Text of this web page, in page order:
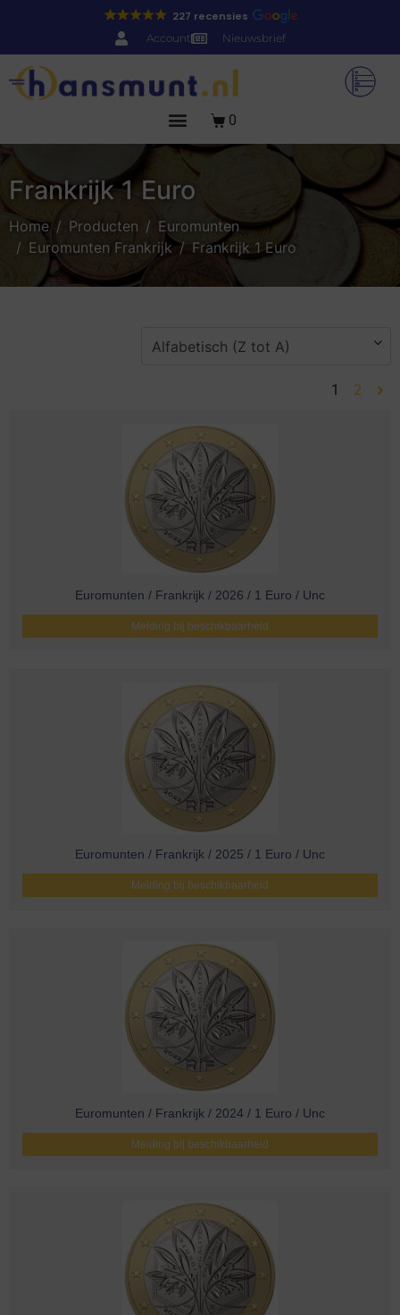
227 recensies
Account Nieuwsbrief
0
Frankrijk 1 Euro
Home Producten
Euromunten
Euromunten Frankrijk
Frankrijk 1 Euro
1 2
Euromunten / Frankrijk / 2026 / 1 Euro / Unc
Melding bij beschikbaarheid
Euromunten / Frankrijk / 2025 / 1 Euro / Unc
Melding bij beschikbaarheid
Euromunten / Frankrijk / 2024 / 1 Euro / Unc
Melding bij beschikbaarheid